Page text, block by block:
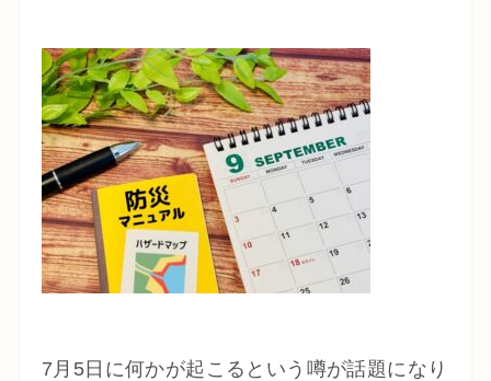
7月5日に何かが起こるという噂が話題になり